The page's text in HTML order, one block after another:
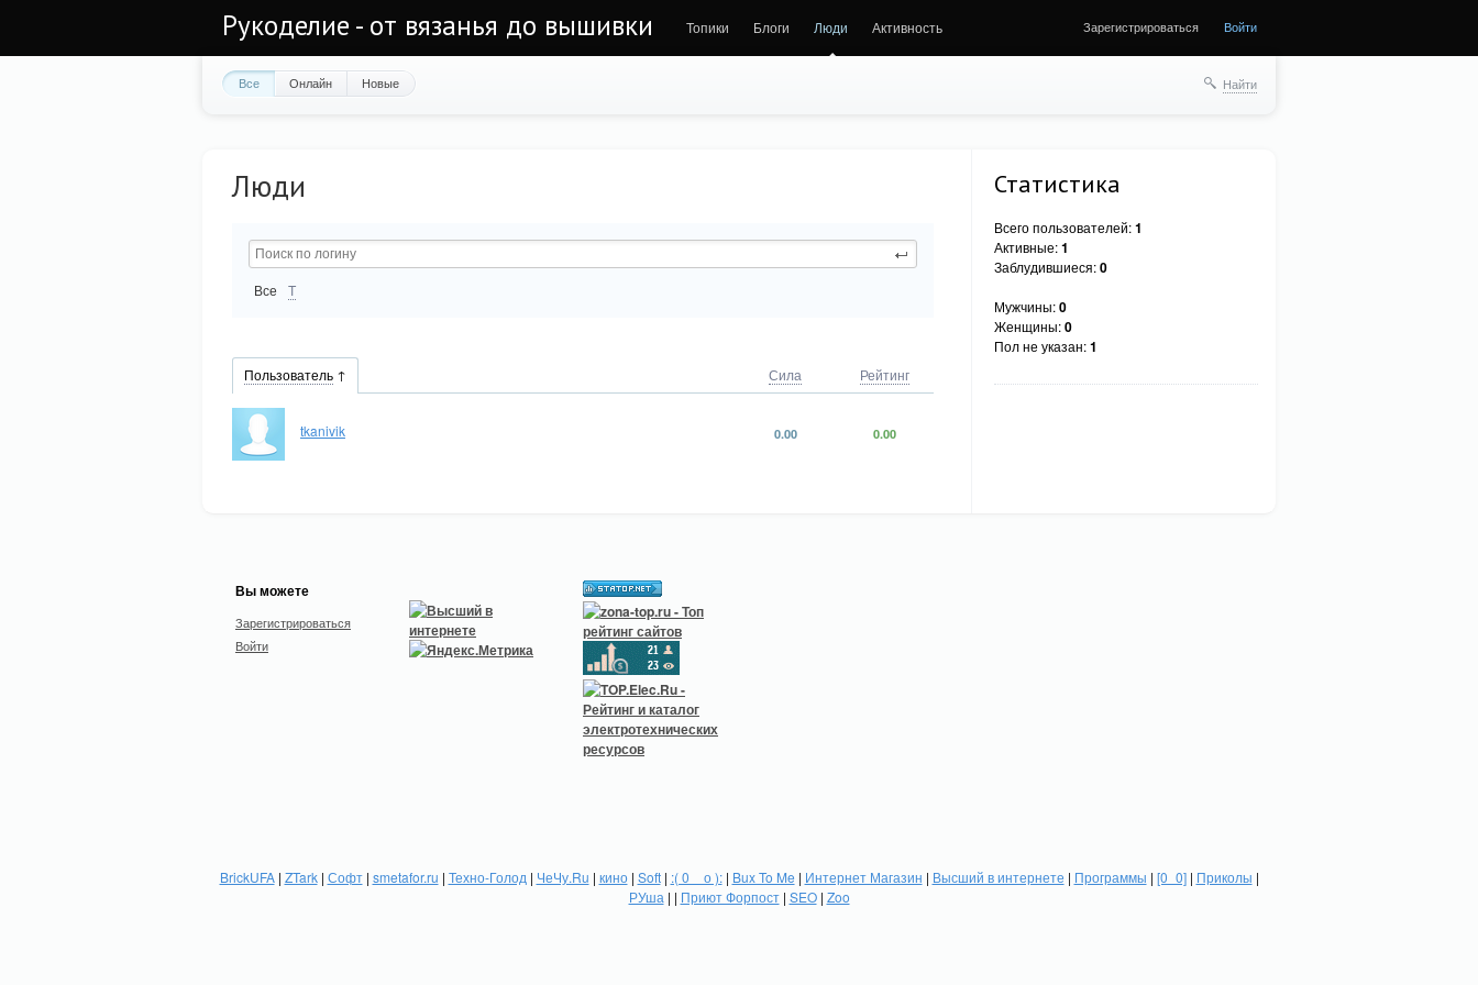
Рукоделие - от вязанья до вышивки Топики Блоги Люди Активность Зарегистрироваться Войти
Все Онлайн Новые Найти
Статистика
Всего пользователей:1
Активные:1
Заблудившиеся:0
Мужчины:0
Женщины:0
Пол не указан:1
Люди
Все T
Пользователь Сила Рейтинг
tkanivik 0.00 0.00
Вы можете
Зарегистрироваться
Войти
BrickUFA| ZTark| Софт| smetafor.ru | Техно-Голод | ЧеЧу.Ru | кино| Soft| :( 0 _ о ):| Bux To Me | Интернет Магазин | Высший в интернете | Программы | [0_0]| Приколы |
РУша | | Приют Форпост| SEO| Zoo